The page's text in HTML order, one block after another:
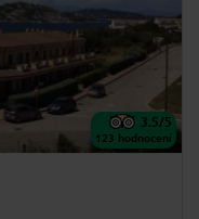
3.5/5
123 hodnocení